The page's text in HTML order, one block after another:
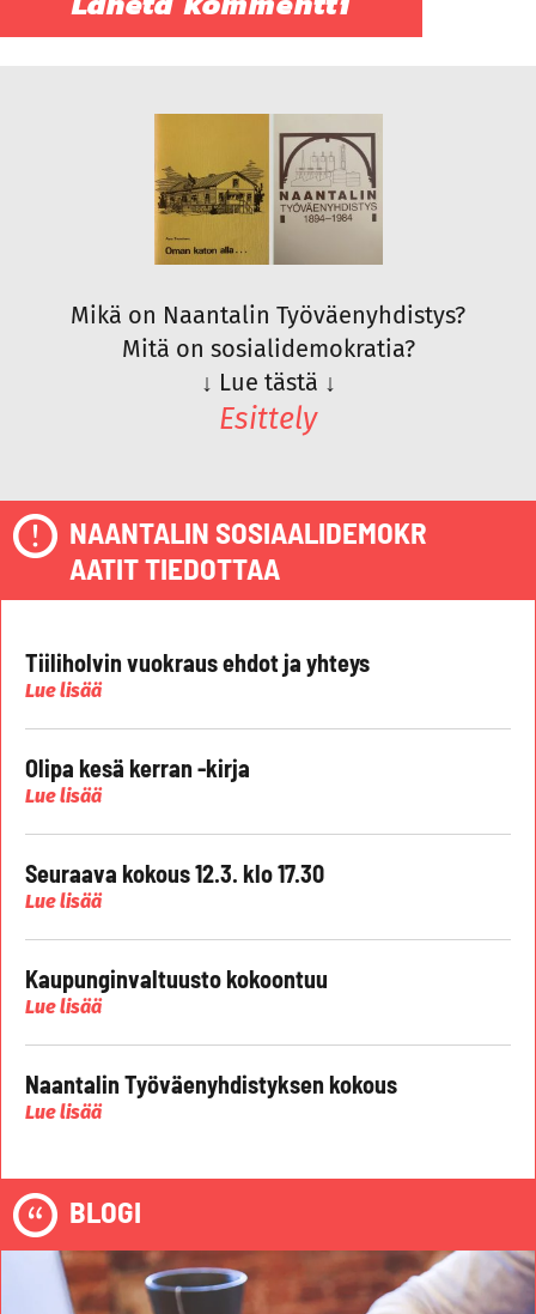
Mikä on Naantalin Työväenyhdistys?
Mitä on sosialidemokratia?
↓ Lue tästä ↓
Esittely
NAANTALIN SOSIAALIDEMOKR
AATIT TIEDOTTAA
Tiiliholvin vuokraus ehdot ja yhteys
Lue lisää
Olipa kesä kerran -kirja
Lue lisää
Seuraava kokous 12.3. klo 17.30
Lue lisää
Kaupunginvaltuusto kokoontuu
Lue lisää
Naantalin Työväenyhdistyksen kokous
Lue lisää
BLOGI